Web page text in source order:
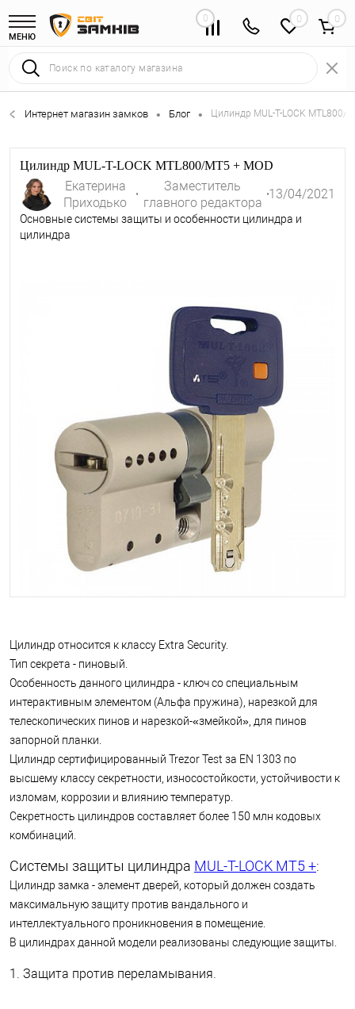
МЕНЮ
0 0
Интернет магазин замков • Блог • Цилиндр MUL-T-LOCK MTL800/
Цилиндр MUL-T-LOCK MTL800/MT5 + MOD
Екатерина
Приходько
Заместитель
главного редактора
13/04/2021
Основные системы защиты и особенности цилиндра и
цилиндра
Цилиндр относится к классу Extra Security.
Тип секрета - пиновый.
Особенность данного цилиндра - ключ со специальным
интерактивным элементом (Альфа пружина), нарезкой для
телескопических пинов и нарезкой-«змейкой», для пинов
запорной планки.
Цилиндр сертифицированный Trezor Test за EN 1303 по
высшему классу секретности, износостойкости, устойчивости к
изломам, коррозии и влиянию температур.
Секретность цилиндров составляет более 150 млн кодовых
комбинаций.
Системы защиты цилиндра MUL-T-LOCK МТ5 +:
Цилиндр замка - элемент дверей, который должен создать
максимальную защиту против вандального и
интеллектуального проникновения в помещение.
В цилиндрах данной модели реализованы следующие защиты.
1. Защита против переламывания.